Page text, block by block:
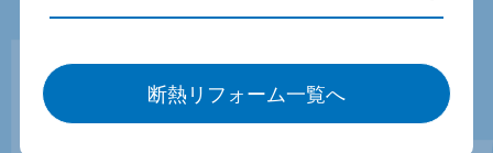
断熱リフォーム一覧へ